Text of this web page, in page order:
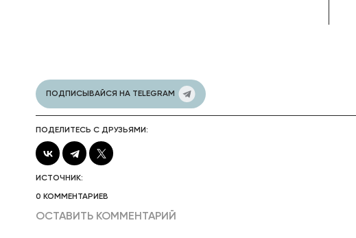
ПОДПИСЫВАЙСЯ НА TELEGRAM
ПОДЕЛИТЕСЬ С ДРУЗЬЯМИ:
ИСТОЧНИК:
0 КОММЕНТАРИЕВ
ОСТАВИТЬ КОММЕНТАРИЙ